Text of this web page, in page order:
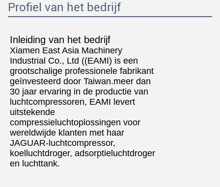
Profiel van het bedrijf
Inleiding van het bedrijf
Xiamen East Asia Machinery
Industrial Co., Ltd ((EAMI) is een
grootschalige professionele fabrikant
geïnvesteerd door Taiwan.meer dan
30 jaar ervaring in de productie van
luchtcompressoren, EAMI levert
uitstekende
compressieluchtoplossingen voor
wereldwijde klanten met haar
JAGUAR-luchtcompressor,
koelluchtdroger, adsorptieluchtdroger
en luchttank.